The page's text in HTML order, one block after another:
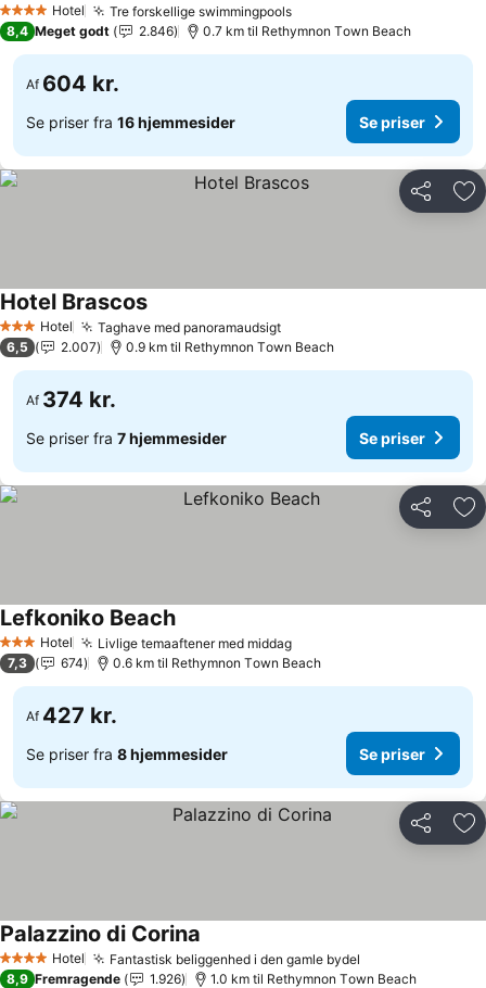
4 StjernerHotel Tre forskellige swimmingpools
8,4 Meget godt 2.846 0.7 km til Rethymnon Τown Beach
Af 604 kr.
Se priser fra 16 hjemmesider Se priser
Del
3 StjernerHotel Taghave med panoramaudsigt
Hotel Brascos
6,5 2.007 0.9 km til Rethymnon Τown Beach
Af 374 kr.
Se priser fra 7 hjemmesider Se priser
Del
3 StjernerHotel Livlige temaaftener med middag
Lefkoniko Beach
7,3 674 0.6 km til Rethymnon Τown Beach
Af 427 kr.
Se priser fra 8 hjemmesider Se priser
Del
4 StjernerHotel Fantastisk beliggenhed i den gamle bydel
Palazzino di Corina
8,9 Fremragende 1.926 1.0 km til Rethymnon Τown Beach